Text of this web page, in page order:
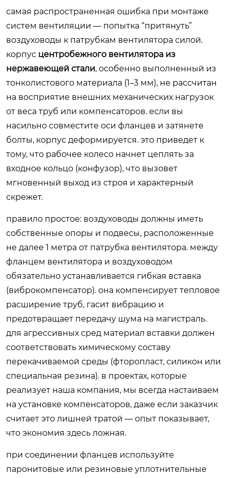
самая распространенная ошибка при монтаже
систем вентиляции — попытка “притянуть”
воздуховоды к патрубкам вентилятора силой.
корпус центробежного вентилятора из
нержавеющей стали, особенно выполненный из
тонколистового материала (1–3 мм), не рассчитан
на восприятие внешних механических нагрузок
от веса труб или компенсаторов. если вы
насильно совместите оси фланцев и затянете
болты, корпус деформируется. это приведет к
тому, что рабочее колесо начнет цеплять за
входное кольцо (конфузор), что вызовет
мгновенный выход из строя и характерный
скрежет.
правило простое: воздуховоды должны иметь
собственные опоры и подвесы, расположенные
не далее 1 метра от патрубка вентилятора. между
фланцем вентилятора и воздуховодом
обязательно устанавливается гибкая вставка
(виброкомпенсатор). она компенсирует тепловое
расширение труб, гасит вибрацию и
предотвращает передачу шума на магистраль.
для агрессивных сред материал вставки должен
соответствовать химическому составу
перекачиваемой среды (фторопласт, силикон или
специальная резина). в проектах, которые
реализует наша компания, мы всегда настаиваем
на установке компенсаторов, даже если заказчик
считает это лишней тратой — опыт показывает,
что экономия здесь ложная.
при соединении фланцев используйте
паронитовые или резиновые уплотнительные